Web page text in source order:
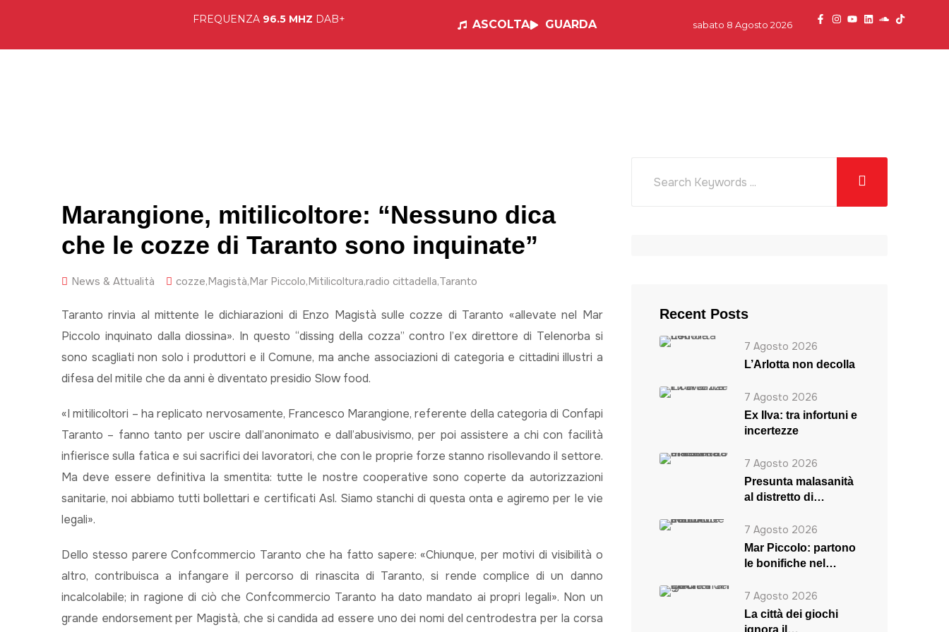
FREQUENZA 96.5 MHZ DAB+ ASCOLTA GUARDA sabato 8 Agosto 2026
Marangione, mitilicoltore: “Nessuno dica
che le cozze di Taranto sono inquinate”
News & Attualità cozze,Magistà,Mar Piccolo,Mitilicoltura,radio cittadella,Taranto
Taranto rinvia al mittente le dichiarazioni di Enzo Magistà sulle cozze di Taranto «allevate nel Mar
Piccolo inquinato dalla diossina». In questo “dissing della cozza” contro l’ex direttore di Telenorba si
sono scagliati non solo i produttori e il Comune, ma anche associazioni di categoria e cittadini illustri a
difesa del mitile che da anni è diventato presidio Slow food.
«I mitilicoltori – ha replicato nervosamente, Francesco Marangione, referente della categoria di Confapi
Taranto – fanno tanto per uscire dall’anonimato e dall’abusivismo, per poi assistere a chi con facilità
infierisce sulla fatica e sui sacrifici dei lavoratori, che con le proprie forze stanno risollevando il settore.
Ma deve essere definitiva la smentita: tutte le nostre cooperative sono coperte da autorizzazioni
sanitarie, noi abbiamo tutti bollettari e certificati Asl. Siamo stanchi di questa onta e agiremo per le vie
legali».
Dello stesso parere Confcommercio Taranto che ha fatto sapere: «Chiunque, per motivi di visibilità o
altro, contribuisca a infangare il percorso di rinascita di Taranto, si rende complice di un danno
incalcolabile; in ragione di ciò che Confcommercio Taranto ha dato mandato ai propri legali». Non un
grande endorsement per Magistà, che si candida ad essere uno dei nomi del centrodestra per la corsa
Recent Posts
7 Agosto 2026
L’Arlotta non decolla
7 Agosto 2026
Ex Ilva: tra infortuni e
incertezze
7 Agosto 2026
Presunta malasanità
al distretto di
7 Agosto 2026
Mar Piccolo: partono
le bonifiche nel
7 Agosto 2026
La città dei giochi
ignora il